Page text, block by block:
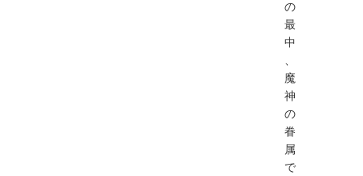
の
最
中
、
魔
神
の
眷
属
で